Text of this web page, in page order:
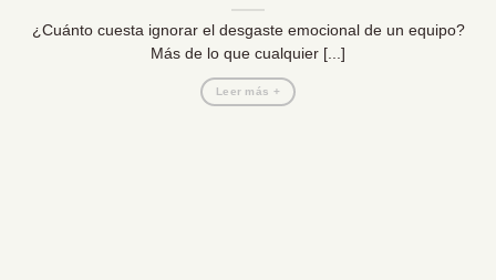
¿Cuánto cuesta ignorar el desgaste emocional de un equipo?
Más de lo que cualquier [...]
Leer más +